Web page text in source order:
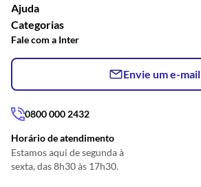
Ajuda
Categorias
Fale com a Inter
Envie um e-mail
0800 000 2432
Horário de atendimento
Estamos aqui de segunda à
sexta, das 8h30 às 17h30.